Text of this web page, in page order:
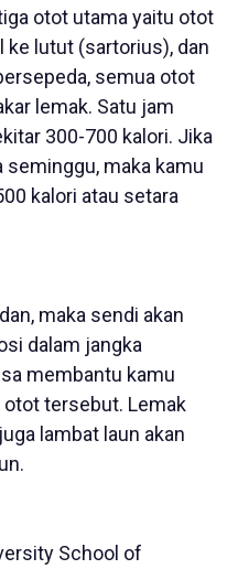
otot utama yaitu otot
lutut (sartorius), dan
semua otot
lemak. Satu jam
300-700 kalori. Jika
maka kamu
kalori atau setara
maka sendi akan
dalam jangka
membantu kamu
tersebut. Lemak
lambat laun akan
School of